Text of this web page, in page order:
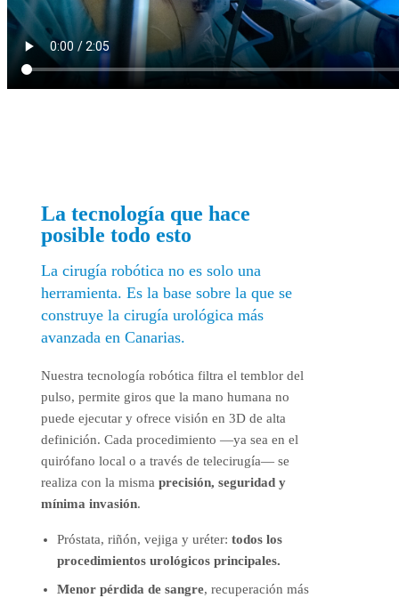
La tecnología que hace
posible todo esto
La cirugía robótica no es solo una
herramienta. Es la base sobre la que se
construye la cirugía urológica más
avanzada en Canarias.
Nuestra tecnología robótica filtra el temblor del
pulso, permite giros que la mano humana no
puede ejecutar y ofrece visión en 3D de alta
definición. Cada procedimiento —ya sea en el
quirófano local o a través de telecirugía— se
realiza con la misma precisión, seguridad y
mínima invasión.
Próstata, riñón, vejiga y uréter: todos los
procedimientos urológicos principales.
Menor pérdida de sangre, recuperación más